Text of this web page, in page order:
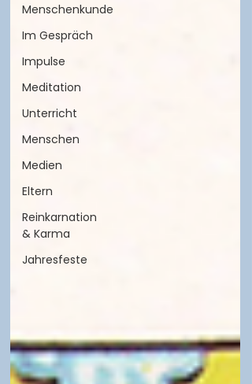
Menschenkunde
Im Gespräch
Impulse
Meditation
Unterricht
Menschen
Medien
Eltern
Reinkarnation
& Karma
Jahresfeste